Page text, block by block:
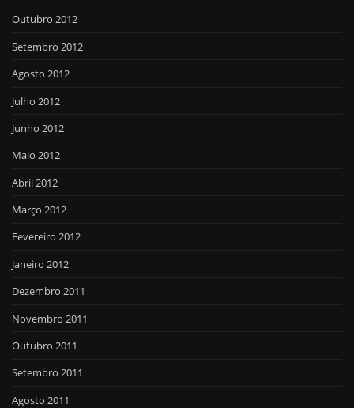
Outubro 2012
Setembro 2012
Agosto 2012
Julho 2012
Junho 2012
Maio 2012
Abril 2012
Março 2012
Fevereiro 2012
Janeiro 2012
Dezembro 2011
Novembro 2011
Outubro 2011
Setembro 2011
Agosto 2011